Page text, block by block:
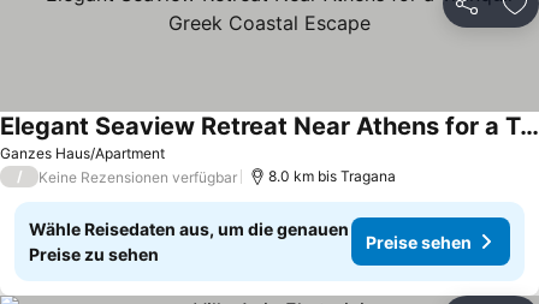
Teilen
Ganzes Haus/Apartment
Elegant Seaview Retreat Near Athens for a Tranquil Greek Coastal Escape
/ Keine Rezensionen verfügbar 8.0 km bis Tragana
Wähle Reisedaten aus, um die genauen
Preise zu sehen
Preise sehen